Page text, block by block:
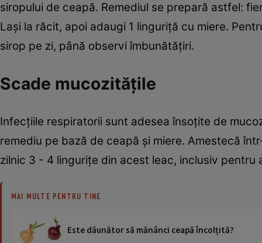
siropului de ceapă. Remediul se prepară astfel:
Laşi la răcit, apoi adaugi 1 linguriţă cu miere.
sirop pe zi, până observi îmbunătăţiri.
Scade mucozităţile
Infecţiile respiratorii sunt adesea însoţite de
remediu pe bază de ceapă şi miere. Amestecă
zilnic 3 - 4 linguriţe din acest leac, inclusiv pentru
MAI MULTE PENTRU TINE
Este dăunător să mănânci ceapă încolțită?